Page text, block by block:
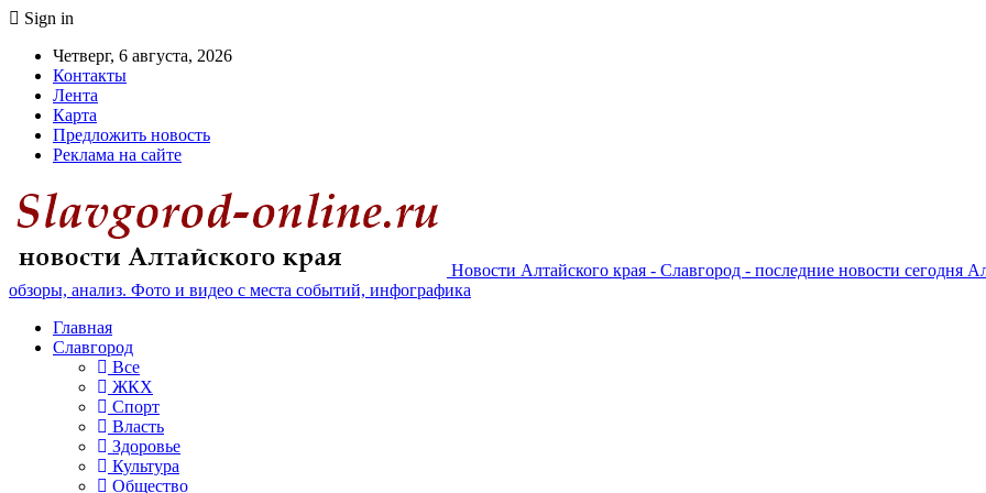
Sign in
Четверг, 6 августа, 2026
Контакты
Лента
Карта
Предложить новость
Реклама на сайте
Новости Алтайского края - Славгород - последние новости сегодня
обзоры, анализ. Фото и видео с места событий, инфографика
Главная
Славгород
Все
ЖКХ
Спорт
Власть
Здоровье
Культура
Общество